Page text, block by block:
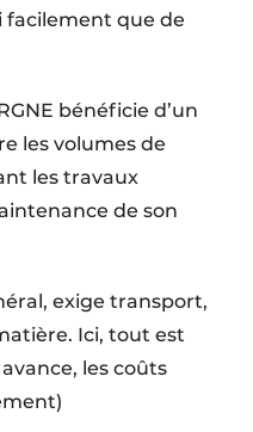
facilement que de
bénéficie d’un
les volumes de
les travaux
de son
exige transport,
Ici, tout est
les coûts